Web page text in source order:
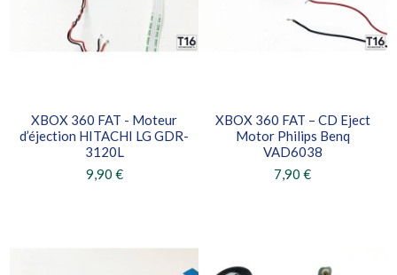
XBOX 360 FAT - Moteur
d’éjection HITACHI LG GDR-
3120L
9,90 €
XBOX 360 FAT – CD Eject
Motor Philips Benq
VAD6038
7,90 €